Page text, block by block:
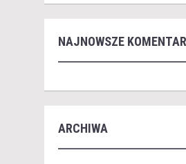
NAJNOWSZE
ARCHIWA